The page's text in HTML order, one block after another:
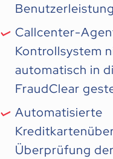
Callcenter-
Kontrollsystem
automatisch in
FraudClear
Automatisierte
Überprüfung